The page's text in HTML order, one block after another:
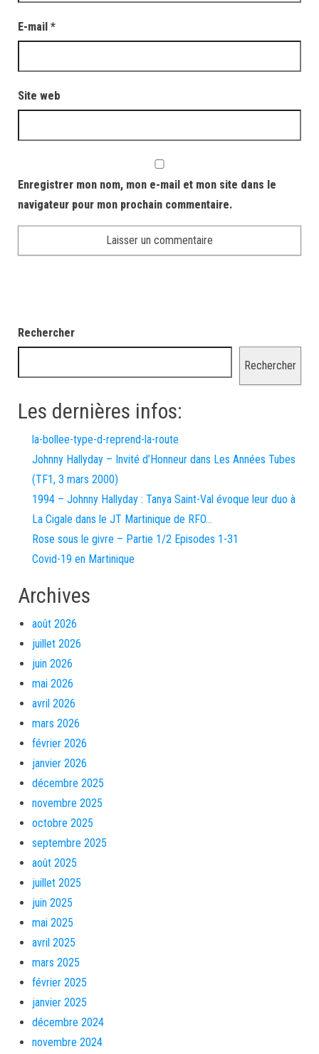
E-mail *
Site web
Enregistrer mon nom, mon e-mail et mon site dans le
navigateur pour mon prochain commentaire.
Rechercher
Rechercher
Les dernières infos:
la-bollee-type-d-reprend-la-route
Johnny Hallyday – Invité d’Honneur dans Les Années Tubes
(TF1, 3 mars 2000)
1994 – Johnny Hallyday : Tanya Saint-Val évoque leur duo à
La Cigale dans le JT Martinique de RFO…
Rose sous le givre – Partie 1/2 Episodes 1-31
Covid-19 en Martinique
Archives
août 2026
juillet 2026
juin 2026
mai 2026
avril 2026
mars 2026
février 2026
janvier 2026
décembre 2025
novembre 2025
octobre 2025
septembre 2025
août 2025
juillet 2025
juin 2025
mai 2025
avril 2025
mars 2025
février 2025
janvier 2025
décembre 2024
novembre 2024